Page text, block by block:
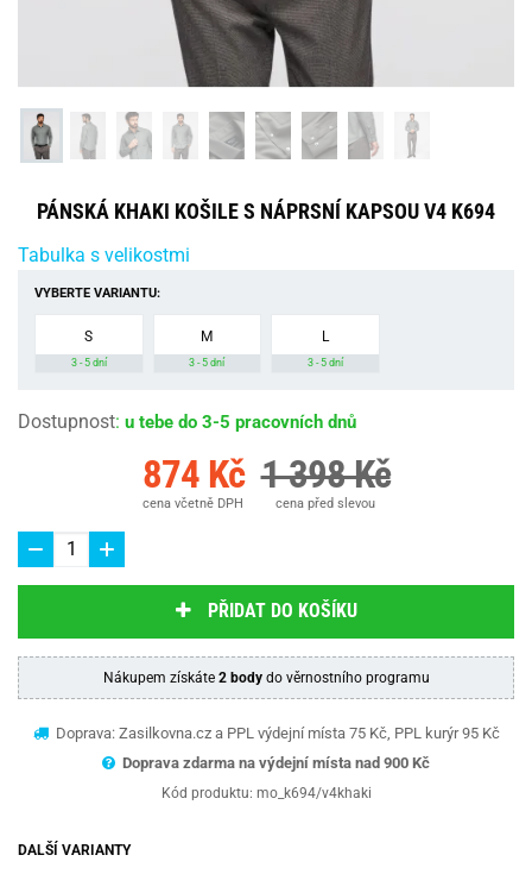
PÁNSKÁ KHAKI KOŠILE S NÁPRSNÍ KAPSOU V4 K694
Tabulka s velikostmi
VYBERTE VARIANTU:
S
3 - 5 dní
M
3 - 5 dní
L
3 - 5 dní
Dostupnost: u tebe do 3-5 pracovních dnů
874 Kč
cena včetně DPH
1 398 Kč
cena před slevou
PŘIDAT DO KOŠÍKU
Nákupem získáte 2 bodydo věrnostního programu
Doprava: Zasilkovna.cz a PPL výdejní místa 75 Kč, PPL kurýr 95 Kč
Doprava zdarma na výdejní místa nad 900 Kč
Kód produktu: mo_k694/v4khaki
DALŠÍ VARIANTY